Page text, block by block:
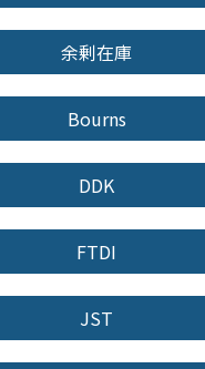
余剰在庫
Bourns
DDK
FTDI
JST